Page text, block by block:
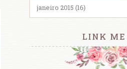
LINK ME